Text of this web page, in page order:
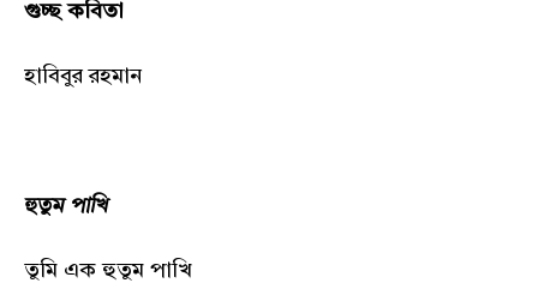
গুচ্ছ কবিতা
হাবিবুর রহমান
হুতুম পাখি
তুমি এক হুতুম পাখি